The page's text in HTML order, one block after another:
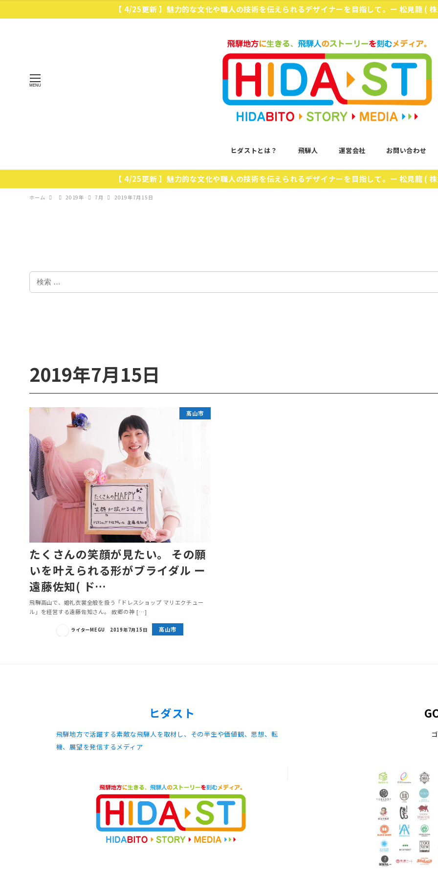
【 4/25更新 】魅力的な文化や職人の技術を伝えられるデザイナーを目指して。ー 松見龍 (
MENU
ヒダストとは？ 飛騨人 運営会社 お問い合わせ
【 4/25更新 】魅力的な文化や職人の技術を伝えられるデザイナーを目指して。ー 松見龍 (
ホーム 2019年 7月 2019年7月15日
検
索
2019年7月15日
高山市
たくさんの笑顔が見たい。 その願
いを叶えられる形がブライダル ー
遠藤佐知( ド…
飛騨高山で、婚礼衣裳全般を扱う「ドレスショップ マリエクチュー
ル」を経営する遠藤佐知さん。 故郷の神 […]
ライターMEGU 2019年7月15日 高山市
ヒダスト
飛騨地方で活躍する素敵な飛騨人を取材し、その半生や価値観、思想、転
機、展望を発信するメディア